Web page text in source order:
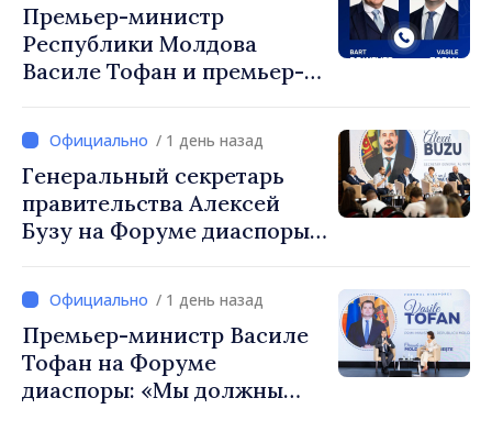
Премьер-министр
Республики Молдова
Василе Тофан и премьер-
Вевер обсудили
европейский путь
Республики Молдова
/ 1 день назад
Генеральный секретарь
правительства Алексей
Бузу на Форуме диаспоры:
чтобы строить более
сильные сообщества»
/ 1 день назад
Премьер-министр Василе
Тофан на Форуме
диаспоры: «Мы должны